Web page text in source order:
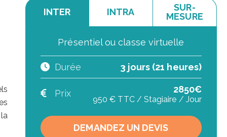
INTER INTRA
SUR-
MESURE
Présentiel ou classe virtuelle
Durée 3 jours (21 heures)
Prix 2850€
950 € TTC / Stagiaire / Jour
DEMANDEZ UN DEVIS